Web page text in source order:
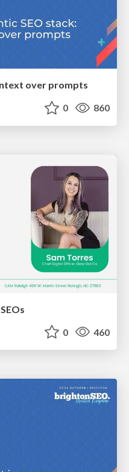
over prompts
0 860
0 460